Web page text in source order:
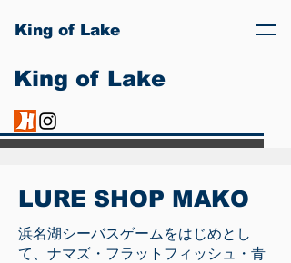
King of Lake
King of Lake
LURE SHOP MAKO
浜名湖シーバスゲームをはじめとし
て、ナマズ・フラットフィッシュ・青